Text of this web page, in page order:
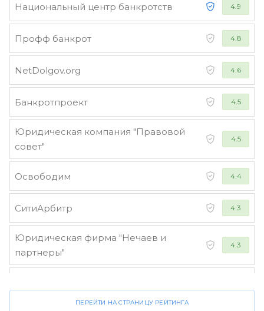
Национальный центр банкротств 4.9
Профф банкрот 4.8
NetDolgov.org 4.6
Банкротпроект 4.5
Юридическая компания "Правовой
совет"
4.5
Освободим 4.4
СитиАрбитр 4.3
Юридическая фирма "Нечаев и
партнеры"
4.3
ПЕРЕЙТИ НА СТРАНИЦУ РЕЙТИНГА